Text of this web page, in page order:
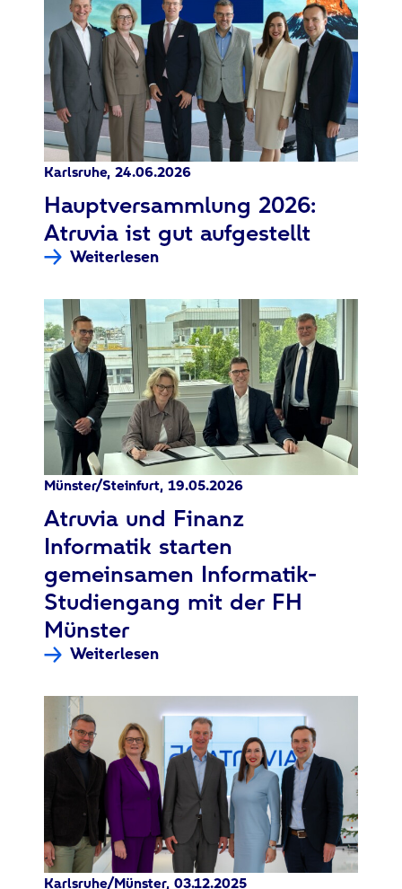
Karlsruhe, 24.06.2026
:
Hauptversammlung 2026:
Atruvia ist gut aufgestellt
Weiterlesen
Münster/Steinfurt, 19.05.2026
:
Atruvia und Finanz
Informatik starten
gemeinsamen Informatik-
Studiengang mit der FH
Münster
Weiterlesen
Karlsruhe/Münster, 03.12.2025